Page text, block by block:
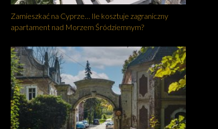
Zamieszkać na Cyprze… Ile kosztuje zagraniczny
apartament nad Morzem Śródziemnym?